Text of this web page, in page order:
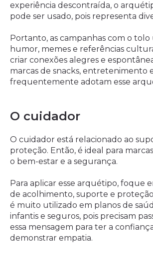
experiência descontraída, o
pode ser usado, pois representa
Portanto, as campanhas com o tolo
humor, memes e referências
criar conexões alegres e
marcas de snacks, entretenimento
frequentemente adotam esse
O cuidador
O cuidador está relacionado ao
proteção. Então, é ideal para
o bem-estar e a segurança.
Para aplicar esse arquétipo, foque
de acolhimento, suporte e
é muito utilizado em planos de
infantis e seguros, pois precisam
essa mensagem para ter a
demonstrar empatia.